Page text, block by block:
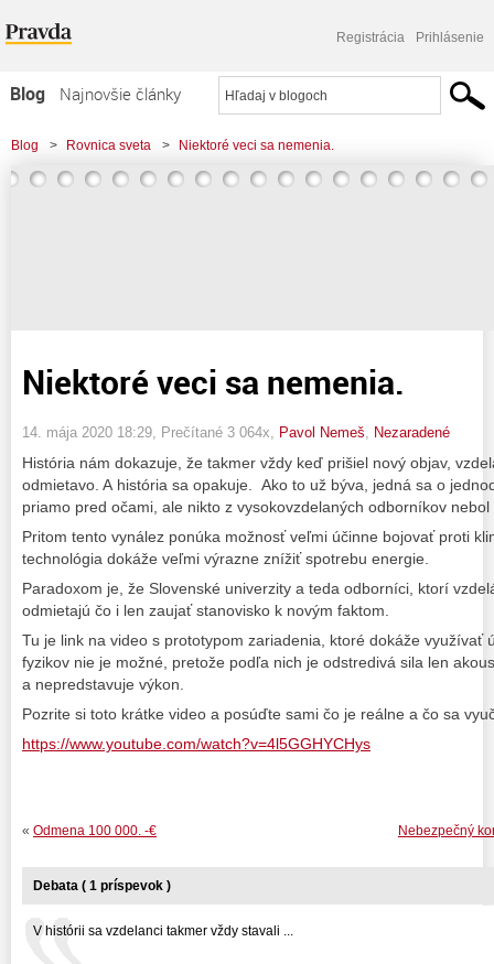
Registrácia Prihlásenie
Blog
Najnovšie články
Najčítanejšie články
Najkomentovanejšie články
Blog > Rovnica sveta > Niektoré veci sa nemenia.
Niektoré veci sa nemenia.
14. mája 2020 18:29 , Prečítané 3 064x, Pavol Nemeš Nezaradené
História nám dokazuje, že takmer vždy keď prišiel nový objav,
odmietavo. A história sa opakuje. Ako to už býva, jedná sa o
priamo pred očami, ale nikto z vysokovzdelaných odborníkov
Pritom tento vynález ponúka možnosť veľmi účinne bojovať proti
technológia dokáže veľmi výrazne znížiť spotrebu energie.
Paradoxom je, že Slovenské univerzity a teda odborníci, ktorí
odmietajú čo i len zaujať stanovisko k novým faktom.
Tu je link na video s prototypom zariadenia, ktoré dokáže využívať
fyzikov nie je možné, pretože podľa nich je odstredivá sila len
a nepredstavuje výkon.
Pozrite si toto krátke video a posúďte sami čo je reálne a čo sa
https://www.youtube.com/watch?v=4l5GGHYCHys
Nebezpečný
« Odmena 100 000. -€
Debata ( 1 príspevok )
V histórii sa vzdelanci takmer vždy stavali ...